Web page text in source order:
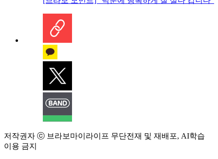
저작권자 ⓒ 브라보마이라이프 무단전재 및 재배포, AI학습
이용 금지